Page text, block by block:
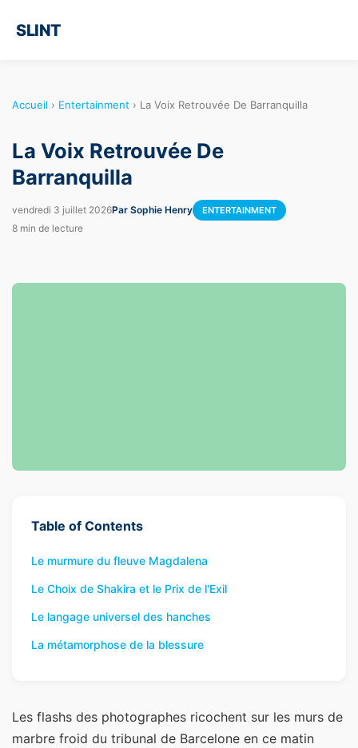
SLINT
Accueil › Entertainment › La Voix Retrouvée De Barranquilla
La Voix Retrouvée De
Barranquilla
vendredi 3 juillet 2026Par Sophie Henry ENTERTAINMENT
8 min de lecture
Table of Contents
Le murmure du fleuve Magdalena
Le Choix de Shakira et le Prix de l'Exil
Le langage universel des hanches
La métamorphose de la blessure
Les flashs des photographes ricochent sur les murs de
marbre froid du tribunal de Barcelone en ce matin